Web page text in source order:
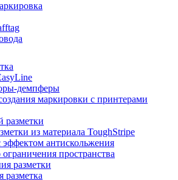
демпферы
маркировки с принтерами
разметки
из материала ToughStripe
антискольжения
пространства
разметки